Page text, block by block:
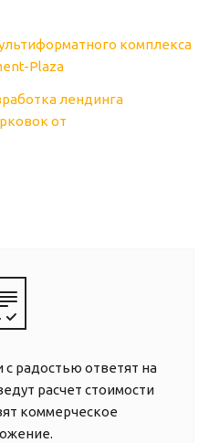
комплекса
Plaza
лендинга
от
радостью ответят на
расчет стоимости
коммерческое